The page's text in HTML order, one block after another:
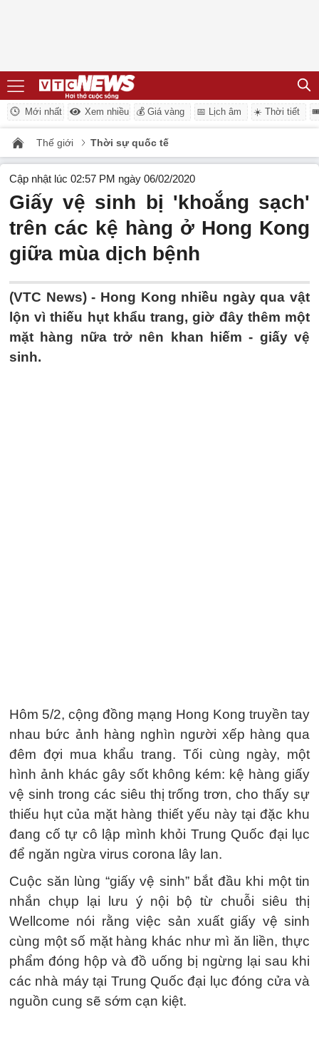
Mới nhất Xem nhiều 💰 Giá vàng 📅 Lịch âm ☀️ Thời tiết
Thế giới Thời sự quốc tế
Cập nhật lúc 02:57 PM ngày 06/02/2020
Giấy vệ sinh bị 'khoắng sạch'
trên các kệ hàng ở Hong Kong
giữa mùa dịch bệnh
(VTC News) - Hong Kong nhiều ngày qua vật
lộn vì thiếu hụt khẩu trang, giờ đây thêm một
mặt hàng nữa trở nên khan hiếm - giấy vệ
sinh.
Hôm 5/2, cộng đồng mạng Hong Kong truyền tay
nhau bức ảnh hàng nghìn người xếp hàng qua
đêm đợi mua khẩu trang. Tối cùng ngày, một
hình ảnh khác gây sốt không kém: kệ hàng giấy
vệ sinh trong các siêu thị trống trơn, cho thấy sự
thiếu hụt của mặt hàng thiết yếu này tại đặc khu
đang cố tự cô lập mình khỏi Trung Quốc đại lục
để ngăn ngừa virus corona lây lan.
Cuộc săn lùng “giấy vệ sinh” bắt đầu khi một tin
nhắn chụp lại lưu ý nội bộ từ chuỗi siêu thị
Wellcome nói rằng việc sản xuất giấy vệ sinh
cùng một số mặt hàng khác như mì ăn liền, thực
phẩm đóng hộp và đồ uống bị ngừng lại sau khi
các nhà máy tại Trung Quốc đại lục đóng cửa và
nguồn cung sẽ sớm cạn kiệt.